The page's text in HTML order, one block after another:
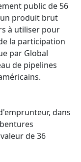
public de 56
produit brut
à utiliser pour
la participation
par Global
de pipelines
dans
de 36